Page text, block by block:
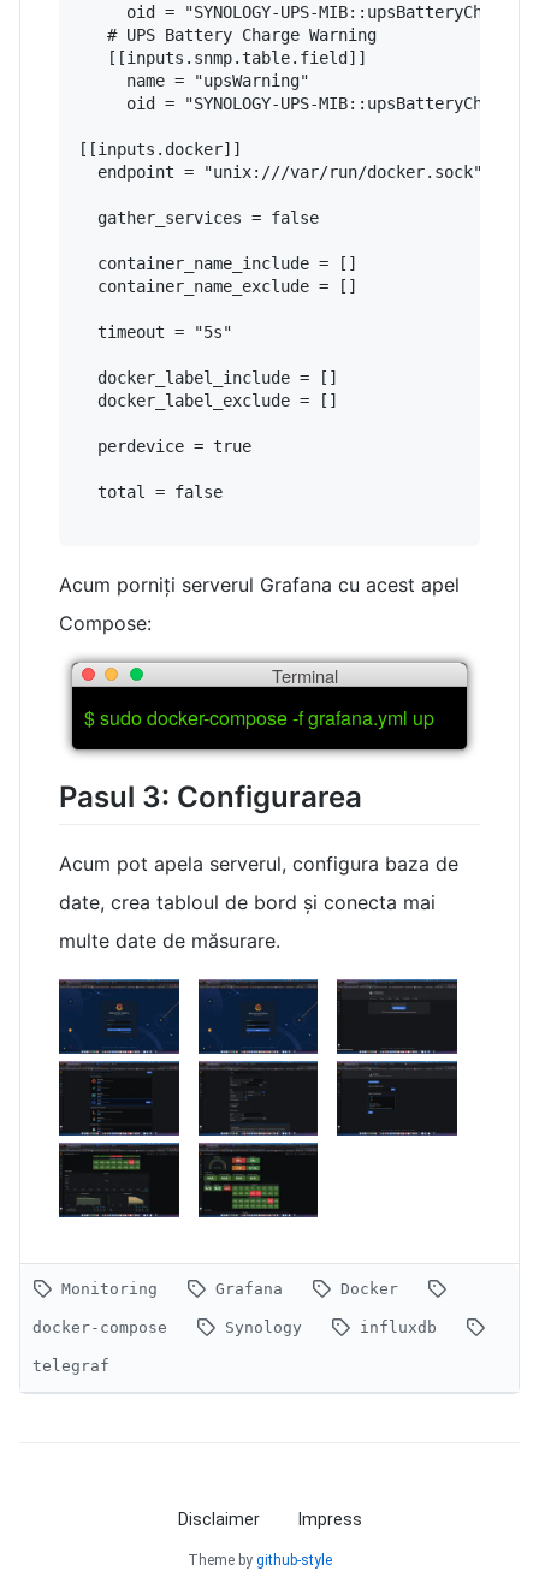
oid = "SYNOLOGY-UPS-
   # UPS Battery Charge Warning
   [[inputs.snmp.table.field]]
     name = "upsWarning"
oid = "SYNOLOGY-UPS-
[[inputs.docker]]
  endpoint = "unix:///var/run/docker.sock"
  gather_services = false
  container_name_include = []
  container_name_exclude = []
  timeout = "5s"
  docker_label_include = []
  docker_label_exclude = []
  perdevice = true
  total = false
Acum porniți serverul Grafana cu acest apel
Compose:
Terminal
$ sudo docker-compose -f grafana.yml up
Pasul 3: Configurarea
Acum pot apela serverul, configura baza de
date, crea tabloul de bord și conecta mai
multe date de măsurare.
Monitoring Grafana Docker
docker-compose Synology influxdb
telegraf
Impress
Disclaimer
Theme by github-style